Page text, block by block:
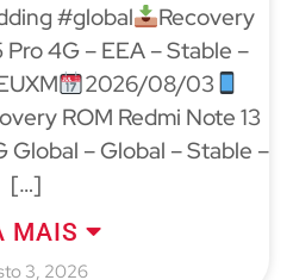
#global
Recovery
Pro 4G – EEA – Stable –
2026/08/03
ROM Redmi Note 13
Global – Global – Stable –
[…]
MAIS
3, 2026